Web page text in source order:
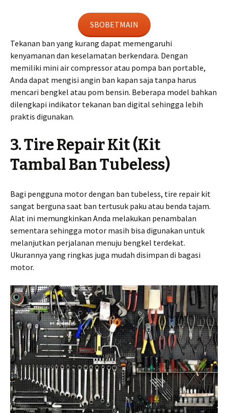
SBOBETMAIN
Tekanan ban yang kurang dapat memengaruhi
kenyamanan dan keselamatan berkendara. Dengan
memiliki mini air compressor atau pompa ban portable,
Anda dapat mengisi angin ban kapan saja tanpa harus
mencari bengkel atau pom bensin. Beberapa model bahkan
dilengkapi indikator tekanan ban digital sehingga lebih
praktis digunakan.
3. Tire Repair Kit (Kit
Tambal Ban Tubeless)
Bagi pengguna motor dengan ban tubeless, tire repair kit
sangat berguna saat ban tertusuk paku atau benda tajam.
Alat ini memungkinkan Anda melakukan penambalan
sementara sehingga motor masih bisa digunakan untuk
melanjutkan perjalanan menuju bengkel terdekat.
Ukurannya yang ringkas juga mudah disimpan di bagasi
motor.